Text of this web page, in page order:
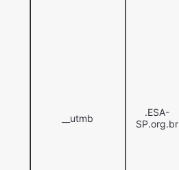
__utmb
.ESA-
SP.org.br